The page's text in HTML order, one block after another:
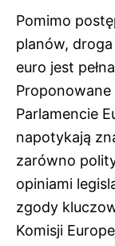
Pomimo
planów,
euro jest
Parlamencie
napotykają
zarówno
opiniami
zgody
Komisji